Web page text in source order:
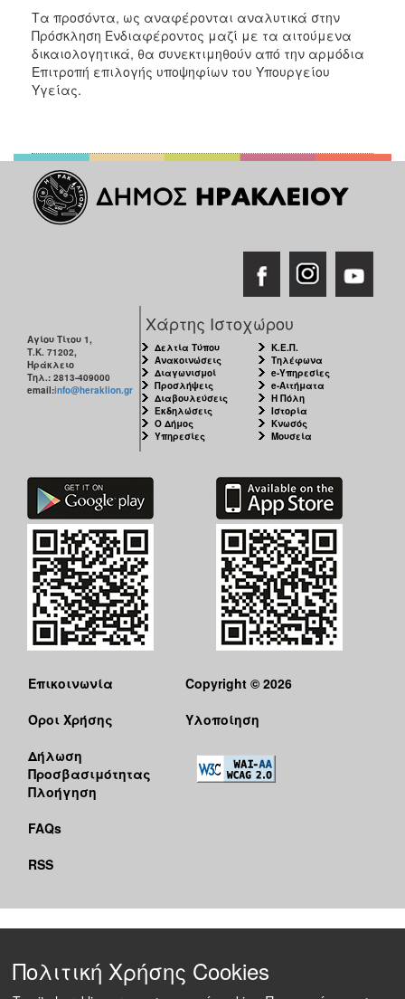
Τα προσόντα, ως αναφέρονται αναλυτικά στην
Πρόσκληση Ενδιαφέροντος μαζί με τα αιτούμενα
δικαιολογητικά, θα συνεκτιμηθούν από την αρμόδια
Επιτροπή επιλογής υποψηφίων του Υπουργείου
Υγείας.
Αγίου Τίτου 1,
Τ.Κ. 71202,
Ηράκλειο
Τηλ.: 2813-409000
email:info@heraklion.gr
Χάρτης Ιστοχώρου
Δελτία Τύπου
Ανακοινώσεις
Διαγωνισμοί
Προσλήψεις
Διαβουλεύσεις
Εκδηλώσεις
Ο Δήμος
Υπηρεσίες
Κ.Ε.Π.
Τηλέφωνα
e-Υπηρεσίες
e-Αιτήματα
Η Πόλη
Ιστορία
Κνωσός
Μουσεία
Επικοινωνία
Όροι Χρήσης
Δήλωση
Προσβασιμότητας
Πλοήγηση
FAQs
RSS
Copyright © 2026
Υλοποίηση
Πολιτική Χρήσης Cookies